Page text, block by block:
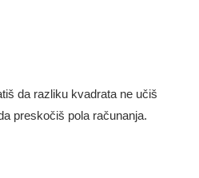
da razliku kvadrata ne učiš
preskočiš pola računanja.